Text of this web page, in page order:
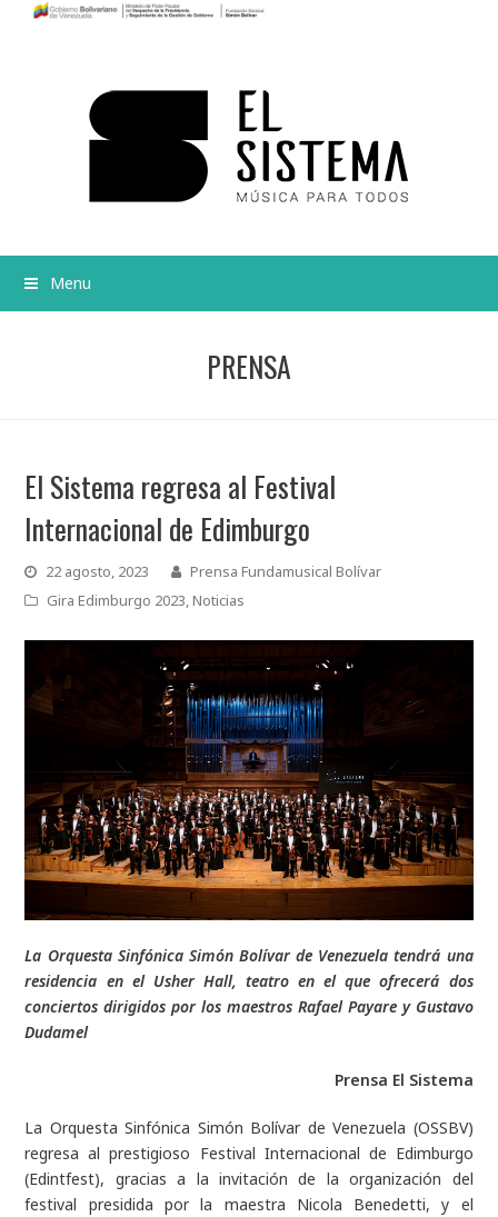
Menu
PRENSA
El Sistema regresa al Festival
Internacional de Edimburgo
22 agosto, 2023
Prensa Fundamusical Bolívar
Gira Edimburgo 2023,Noticias
La Orquesta Sinfónica Simón Bolívar de Venezuela tendrá una
residencia en el Usher Hall, teatro en el que ofrecerá dos
conciertos dirigidos por los maestros Rafael Payare y Gustavo
Dudamel
Prensa El Sistema
La Orquesta Sinfónica Simón Bolívar de Venezuela (OSSBV)
regresa al prestigioso Festival Internacional de Edimburgo
(Edintfest), gracias a la invitación de la organización del
festival presidida por la maestra Nicola Benedetti, y el